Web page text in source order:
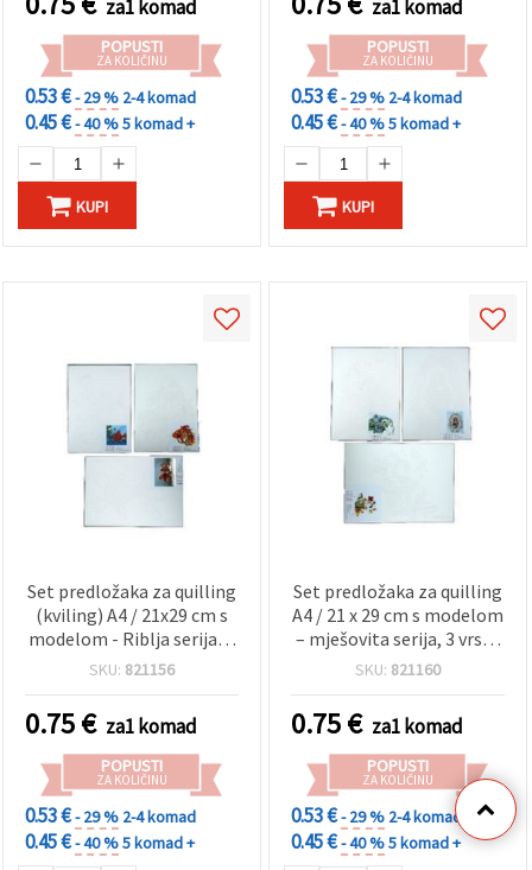
za1 komad
POPUSTI
ZA KOLIČINU
0.53 €- 29 % 2-4 komad
0.45 €- 40 %5 komad +
KUPI
za1 komad
POPUSTI
ZA KOLIČINU
0.53 €- 29 % 2-4 komad
0.45 €- 40 %5 komad +
KUPI
Set predložaka za quilling
(kviling) A4 / 21x29 cm s
modelom - Riblja serija, 3
dizajna - 1 kom
SKU: 821156
0.75€ za1 komad
POPUSTI
ZA KOLIČINU
0.53 €- 29 % 2-4 komad
0.45 €- 40 %5 komad +
Set predložaka za quilling
A4 / 21 x 29 cm s modelom
– mješovita serija, 3 vrste
– 1 kom
SKU: 821160
0.75€ za1 komad
POPUSTI
ZA KOLIČINU
0.53 €- 29 % 2-4 komad
0.45 €- 40 %5 komad +